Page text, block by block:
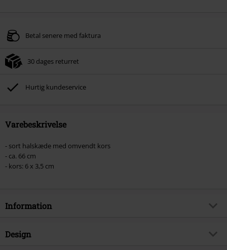
Betal senere med faktura
30 dages returret
Hurtig kundeservice
Varebeskrivelse
- sort halskæde med omvendt kors
- ca. 66 cm
- kors: 6 x 3,5 cm
Information
Artikelnr.
Design